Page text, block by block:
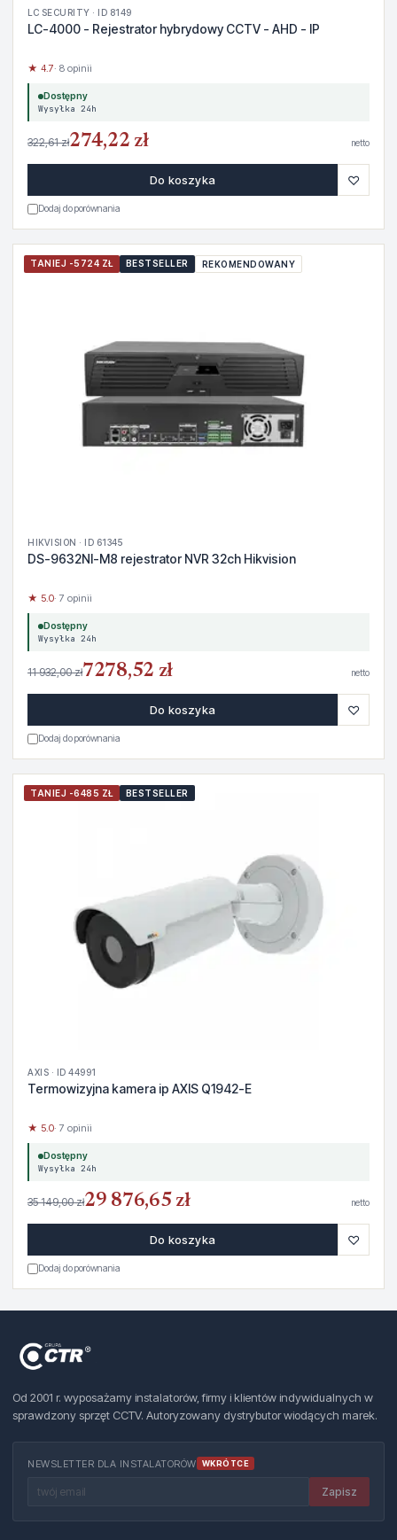
LC SECURITY · ID 8149
LC-4000 - Rejestrator hybrydowy CCTV - AHD - IP
★ 4.7· 8 opinii
Dostępny
Wysyłka 24h
322,61 zł274,22 zł netto
Do koszyka ♡
Dodaj do porównania
TANIEJ -5724 ZŁ BESTSELLER REKOMENDOWANY
HIKVISION · ID 61345
DS-9632NI-M8 rejestrator NVR 32ch Hikvision
★ 5.0· 7 opinii
Dostępny
Wysyłka 24h
11 932,00 zł7278,52 zł netto
Do koszyka ♡
Dodaj do porównania
TANIEJ -6485 ZŁ BESTSELLER
AXIS · ID 44991
Termowizyjna kamera ip AXIS Q1942-E
★ 5.0· 7 opinii
Dostępny
Wysyłka 24h
35 149,00 zł29 876,65 zł netto
Do koszyka ♡
Dodaj do porównania
Od 2001 r. wyposażamy instalatorów, firmy i klientów indywidualnych w
sprawdzony sprzęt CCTV. Autoryzowany dystrybutor wiodących marek.
NEWSLETTER DLA INSTALATORÓW WKRÓTCE
Zapisz